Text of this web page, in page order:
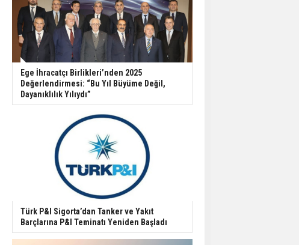
Ege İhracatçı Birlikleri’nden 2025
Değerlendirmesi: “Bu Yıl Büyüme Değil,
Dayanıklılık Yılıydı”
Türk P&I Sigorta’dan Tanker ve Yakıt
Barçlarına P&I Teminatı Yeniden Başladı